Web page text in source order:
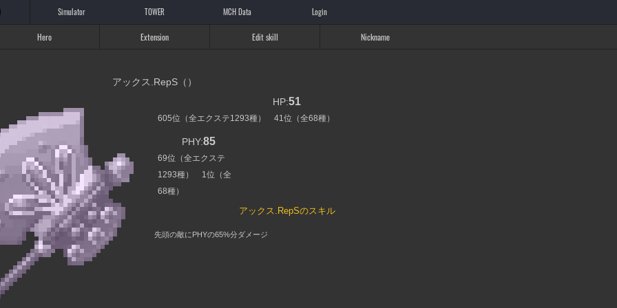
Simulator TOWER MCH Data Login
Hero Extension Edit skill Nickname
アックス.RepS（）
HP:51
605位（全エクステ1293種） 41位（全68種）
PHY:85
69位（全エクステ
1293種） 1位（全
68種）
アックス.RepSのスキル
先頭の敵にPHYの65%分ダメージ